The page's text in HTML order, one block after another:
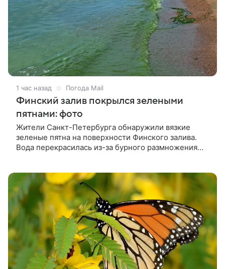
1 час назад Погода Mail
Финский залив покрылся зелеными
пятнами: фото
Жители Санкт-Петербурга обнаружили вязкие
зеленые пятна на поверхности Финского залива.
Вода перекрасилась из-за бурного размножения